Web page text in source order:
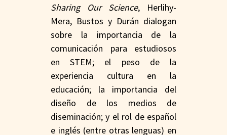
Sharing Our Science, Herlihy-
Mera, Bustos y Durán dialogan
sobre la importancia de la
comunicación para estudiosos
en STEM; el peso de la
experiencia cultura en la
educación; la importancia del
diseño de los medios de
diseminación; y el rol de español
e inglés (entre otras lenguas) en